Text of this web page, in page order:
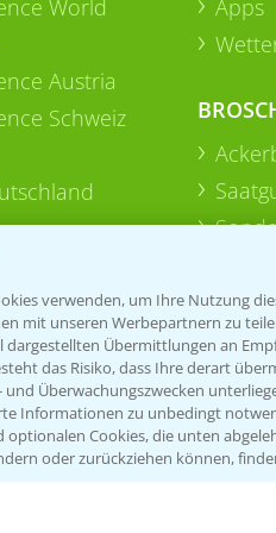
World
Austria
Schweiz
Apps
verwenden, um Ihre Nutzung
mit unseren Werbepartnern zu
dargestellten Übermittlungen an
das Risiko, dass Ihre derart
Überwachungszwecken
Informationen zu unbedingt
Cookies, die unten
oder zurückziehen können,